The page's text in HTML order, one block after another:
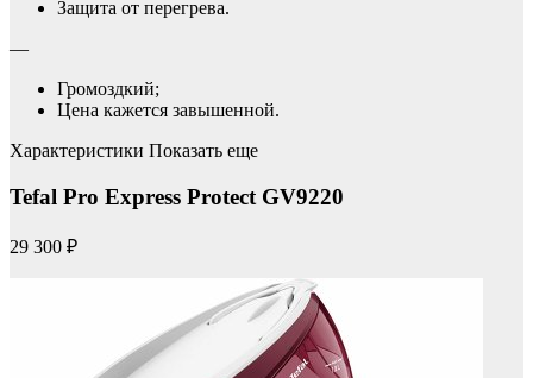
Защита от перегрева.
—
Громоздкий;
Цена кажется завышенной.
Характеристики Показать еще
Tefal Pro Express Protect GV9220
29 300 ₽